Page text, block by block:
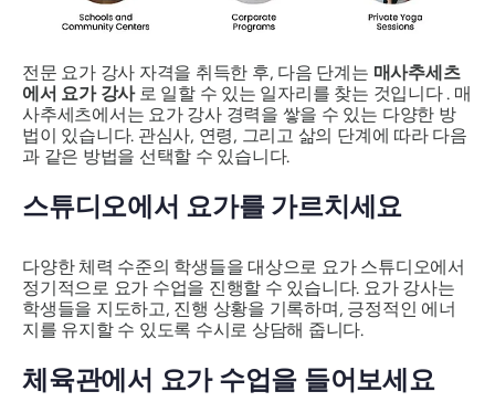
전문 요가 강사 자격을 취득한 후, 다음 단계는 매사추세츠
에서 요가 강사로 일할 수 있는 일자리를 찾는 것입니다 . 매
사추세츠에서는 요가 강사 경력을 쌓을 수 있는 다양한 방
법이 있습니다. 관심사, 연령, 그리고 삶의 단계에 따라 다음
과 같은 방법을 선택할 수 있습니다.
스튜디오에서 요가를 가르치세요
다양한 체력 수준의 학생들을 대상으로 요가 스튜디오에서
정기적으로 요가 수업을 진행할 수 있습니다. 요가 강사는
학생들을 지도하고, 진행 상황을 기록하며, 긍정적인 에너
지를 유지할 수 있도록 수시로 상담해 줍니다.
체육관에서 요가 수업을 들어보세요